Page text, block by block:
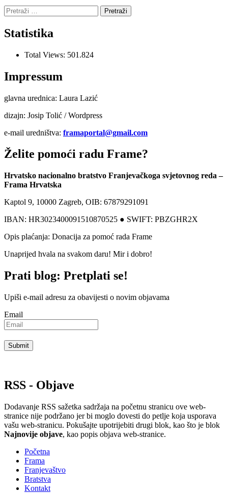
Pretraži:
Statistika
Total Views: 501.824
Impressum
glavna urednica: Laura Lazić
dizajn: Josip Tolić / Wordpress
e-mail uredništva: framaportal@gmail.com
Želite pomoći radu Frame?
Hrvatsko nacionalno bratstvo Franjevačkoga svjetovnog reda –
Frama Hrvatska
Kaptol 9, 10000 Zagreb, OIB: 67879291091
IBAN: HR3023400091510870525 ● SWIFT: PBZGHR2X
Opis plaćanja: Donacija za pomoć rada Frame
Unaprijed hvala na svakom daru! Mir i dobro!
Prati blog: Pretplati se!
Upiši e-mail adresu za obavijesti o novim objavama
Email
RSS - Objave
Dodavanje RSS sažetka sadržaja na početnu stranicu ove web-
stranice nije podržano jer bi moglo dovesti do petlje koja usporava
vašu web-stranicu. Pokušajte upotrijebiti drugi blok, kao što je blok
Najnovije objave, kao popis objava ​​web-stranice.
Početna
Frama
Franjevaštvo
Bratstva
Kontakt